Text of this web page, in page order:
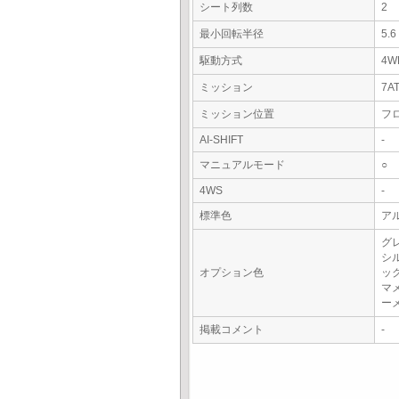
シート列数 2
最小回転半径 5.6
駆動方式
ミッション 7AT
ミッション位置 フ
AI-SHIFT
-
マニュアルモード
○
4WS
-
標準色
ア
オプション色
グ
シ
ッ
マ
ー
掲載コメント -